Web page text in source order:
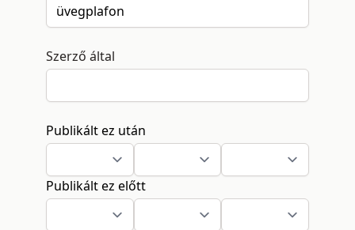
Szerző által
Publikált ez után
Publikált ez előtt